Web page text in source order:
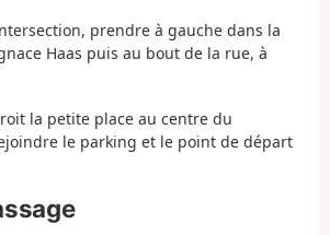
prendre à gauche dans la
Haas puis au bout de la rue, à
la petite place au centre du
le parking et le point de départ